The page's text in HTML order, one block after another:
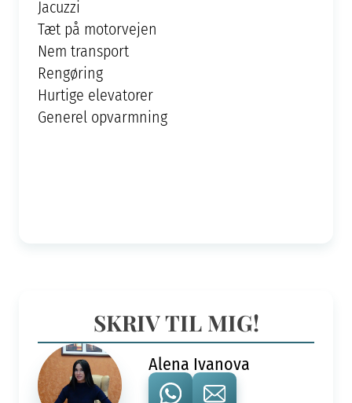
Jacuzzi
Tæt på motorvejen
Nem transport
Rengøring
Hurtige elevatorer
Generel opvarmning
SKRIV TIL MIG!
Alena Ivanova